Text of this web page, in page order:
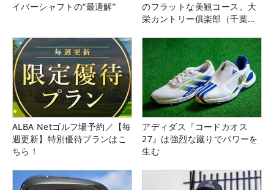
イバーシャフトの“最適解”
のフラットな美観コース。大
栄カントリー俱楽部（千葉
ALBA Netゴルフ場予約／【毎
週更新】特別優待プランはこ
ちら！
アディダス『コードカオス
27』は強烈な蹴りでパワーを
生む